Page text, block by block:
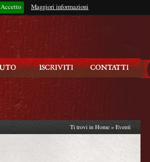
Accetto Maggiori informazioni
Rimani connesso?
Ti trovi in Home » Eventi